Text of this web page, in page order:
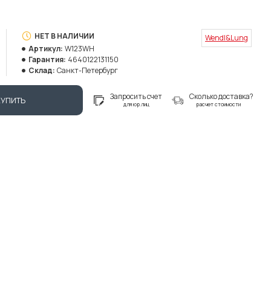
НЕТ В НАЛИЧИИ
Артикул: W123WH
Гарантия: 4640122131150
Склад: Санкт-Петербург
Wendl&Lung
Запросить счет
для юр.лиц
Сколько доставка?
расчет стоимости